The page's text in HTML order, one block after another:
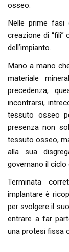
osseo.
Nelle prime fasi
creazione di “fili”
dell’impianto.
Mano a mano
materiale
precedenza,
incontrarsi,
tessuto osseo
presenza non
tessuto osseo,
alla sua
governano il
Terminata
implantare è
per svolgere il
entrare a far
una protesi fissa